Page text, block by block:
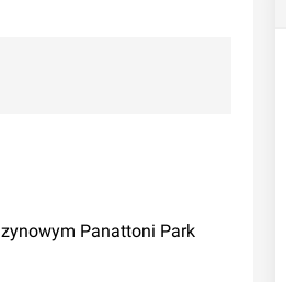
Panattoni Park